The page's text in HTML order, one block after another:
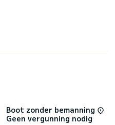
Boot zonder bemanning
Geen vergunning nodig